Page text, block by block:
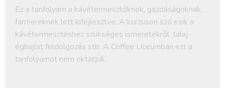
Ez a tanfolyam a kávétermesztőknek, gazdáságoknak,
farmereknek lett kifejlesztve. A kurzuson szó esik a
kávétermesztéshez szükséges ismeretekről, talaj
éghajlat feldolgozás stb. A Coffee Líceumban ezt a
tanfolyamot nem oktatjuk.